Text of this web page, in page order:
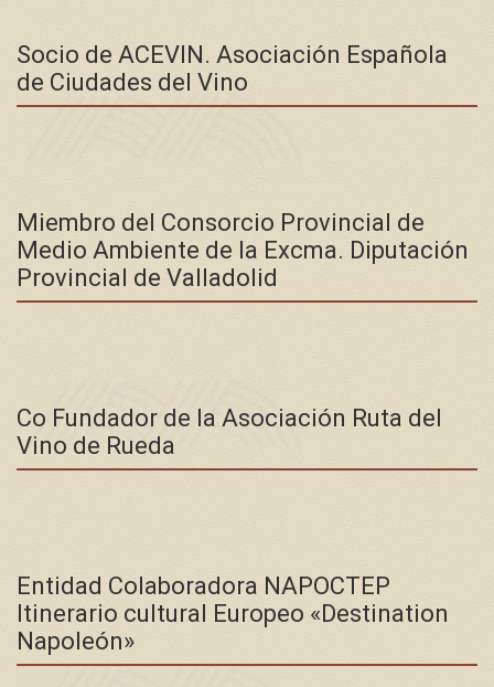
Socio de ACEVIN. Asociación Española
de Ciudades del Vino
Miembro del Consorcio Provincial de
Medio Ambiente de la Excma. Diputación
Provincial de Valladolid
Co Fundador de la Asociación Ruta del
Vino de Rueda
Entidad Colaboradora NAPOCTEP
Itinerario cultural Europeo «Destination
Napoleón»